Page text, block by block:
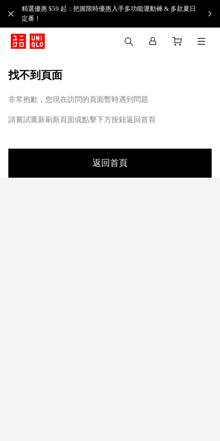
精選優惠 $59 起：把握限時優惠入手多功能運動褲 & 多款夏日
定番！​
找不到頁面
非常抱歉，您現在訪問的頁面暫時遇到問題
請嘗試重新刷新頁面或點擊下方按鈕返回首頁
返回首頁